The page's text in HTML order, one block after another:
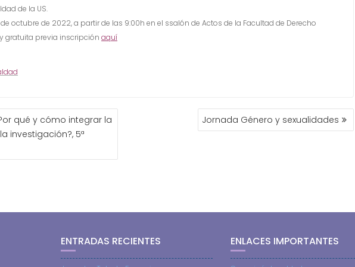
de la US.
de octubre de 2022, a partir de las 9:00h en el ssalón de Actos de la Facultad de Derecho
gratuita previa inscripción aquí
qué y cómo integrar la
investigación?, 5ª
Jornada Género y sexualidades
ENTRADAS RECIENTES ENLACES IMPORTANTES